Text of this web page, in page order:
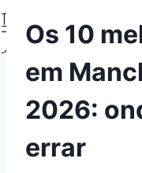
Os 10
em
2026:
errar